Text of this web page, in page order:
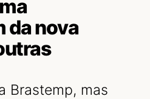
da nova
Brastemp, mas